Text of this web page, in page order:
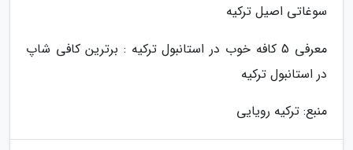
سوغاتی اصیل ترکیه
معرفی 5 کافه خوب در استانبول ترکیه : برترین کافی شاپ
در استانبول ترکیه
منبع: ترکیه رویایی